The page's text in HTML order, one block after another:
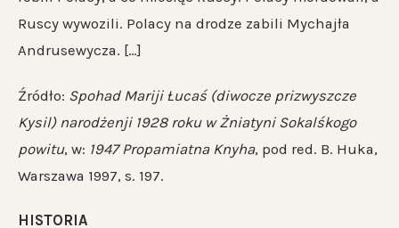
Ruscy wywozili. Polacy na drodze zabili Mychajła
Andrusewycza. […]
Źródło: Spohad Mariji Łucaś (diwocze prizwyszcze
Kysil) narodżenji 1928 roku w Żniatyni Sokalśkogo
powitu, w: 1947 Propamiatna Knyha, pod red. B. Huka,
Warszawa 1997, s. 197.
HISTORIA